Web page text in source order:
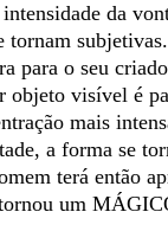
da
tornam
para o seu
objeto visível é
mais
a forma se
terá então
um